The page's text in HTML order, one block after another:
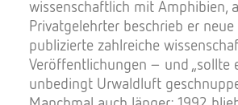
wissenschaftlich mit Amphibien,
Privatgelehrter beschrieb er
publizierte zahlreiche
Veröffentlichungen – und „sollte
unbedingt Urwaldluft